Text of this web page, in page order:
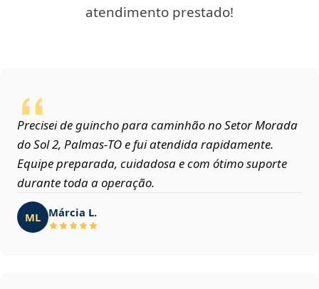
atendimento prestado!
Precisei de guincho para caminhão no Setor Morada
do Sol 2, Palmas‑TO e fui atendida rapidamente.
Equipe preparada, cuidadosa e com ótimo suporte
durante toda a operação.
ML Márcia L.